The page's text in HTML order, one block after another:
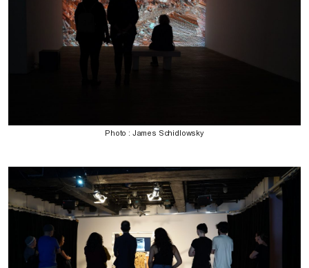
Photo : James Schidlowsky